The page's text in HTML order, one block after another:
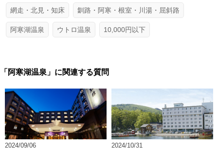
網走・北見・知床 釧路・阿寒・根室・川湯・屈斜路
阿寒湖温泉 ウトロ温泉 10,000円以下
「阿寒湖温泉」に関連する質問
2024/09/06
2024/10/31